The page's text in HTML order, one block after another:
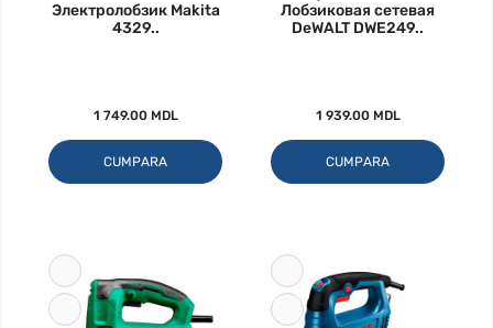
Электролобзик Makita
4329..
1 749.00 MDL
CUMPARA
Лобзиковая сетевая
DeWALT DWE249..
1 939.00 MDL
CUMPARA